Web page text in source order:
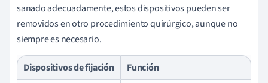
sanado adecuadamente, estos dispositivos pueden ser
removidos en otro procedimiento quirúrgico, aunque no
siempre es necesario.
Dispositivos de fijación
Función